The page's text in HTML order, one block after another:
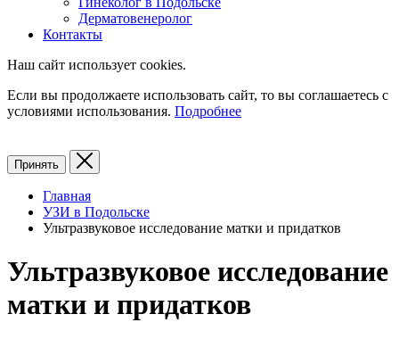
Дерматовенеролог
Контакты
Наш сайт использует cookies.
Если вы продолжаете использовать сайт, то вы соглашаетесь с
условиями использования. Подробнее
Принять
Главная
УЗИ в Подольске
Ультразвуковое исследование матки и придатков
Ультразвуковое исследование
матки и придатков